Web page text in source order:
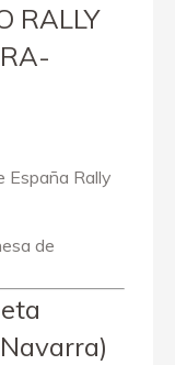
RALLY
España Rally
de